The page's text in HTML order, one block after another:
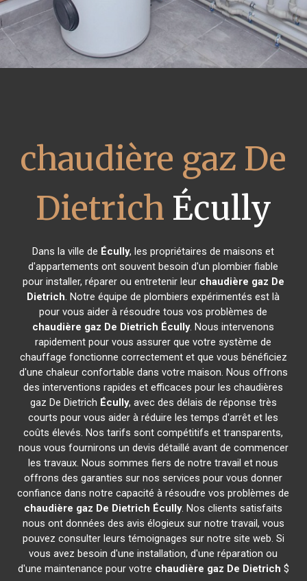
chaudière gaz De
Dietrich Écully
Dans la ville de Écully, les propriétaires de maisons et
d'appartements ont souvent besoin d'un plombier fiable
pour installer, réparer ou entretenir leur chaudière gaz De
Dietrich. Notre équipe de plombiers expérimentés est là
pour vous aider à résoudre tous vos problèmes de
chaudière gaz De Dietrich Écully. Nous intervenons
rapidement pour vous assurer que votre système de
chauffage fonctionne correctement et que vous bénéficiez
d'une chaleur confortable dans votre maison. Nous offrons
des interventions rapides et efficaces pour les chaudières
gaz De Dietrich Écully, avec des délais de réponse très
courts pour vous aider à réduire les temps d'arrêt et les
coûts élevés. Nos tarifs sont compétitifs et transparents,
nous vous fournirons un devis détaillé avant de commencer
les travaux. Nous sommes fiers de notre travail et nous
offrons des garanties sur nos services pour vous donner
confiance dans notre capacité à résoudre vos problèmes de
chaudière gaz De Dietrich Écully. Nos clients satisfaits
nous ont données des avis élogieux sur notre travail, vous
pouvez consulter leurs témoignages sur notre site web. Si
vous avez besoin d'une installation, d'une réparation ou
d'une maintenance pour votre chaudière gaz De Dietrich $